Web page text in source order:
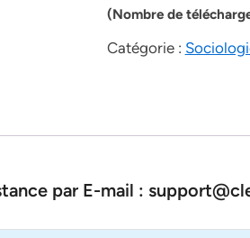
(Nombre de
Catégorie :
par E-mail :